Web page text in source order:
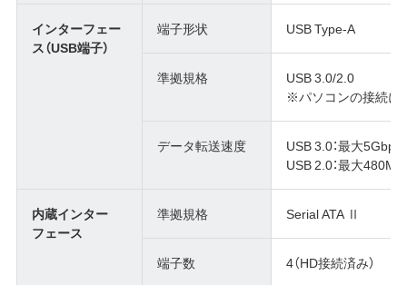
インターフェー
ス（USB端子）
端子形状 USB Type-A
準拠規格
USB 3.0/2.0
※パソコンの接続に
データ転送速度
USB 3.0：最大
USB 2.0：最大
内蔵インター
フェース
準拠規格 Serial ATA Ⅱ
端子数 4（HD接続済み）